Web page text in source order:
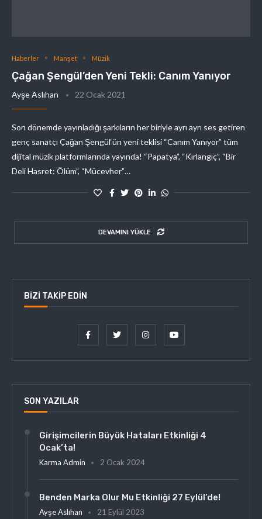
Haberler Manşet Müzik
Çağan Şengül’den Yeni Tekli: Canım Yanıyor
Ayşe Aslıhan 22 Ocak 2021
Son dönemde yayınladığı şarkıların her biriyle ayrı ayrı ses getiren
genç sanatçı Çağan Şengül‘ün yeni teklisi “Canım Yanıyor” tüm
dijital müzik platformlarında yayında! “Papatya”, “Kırlangıç”, “Bir
Deli Hasret: Ölüm”, “Mücevher”…
DEVAMINI YÜKLE
BIZI TAKIP EDIN
SON YAZILAR
Girişimcilerin Büyük Hataları Etkinliği 4
Ocak’ta!
Karma Admin 2 Ocak 2024
Benden Marka Olur Mu Etkinliği 27 Eylül’de!
Ayşe Aslıhan 21 Eylül 2023